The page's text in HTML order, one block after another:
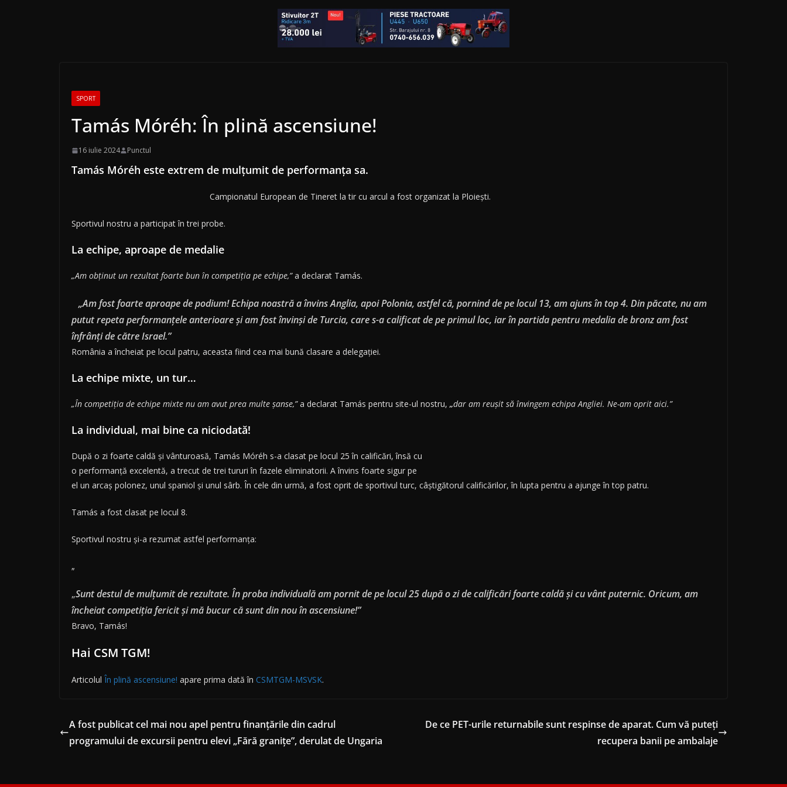
SPORT
Tamás Móréh: În plină ascensiune!
16 iulie 2024 Punctul
Tamás Móréh este extrem de mulțumit de performanța sa.
Campionatul European de Tineret la tir cu arcul a fost organizat la Ploiești.
Sportivul nostru a participat în trei probe.
La echipe, aproape de medalie
„Am obținut un rezultat foarte bun în competiția pe echipe,”a declarat Tamás.
„Am fost foarte aproape de podium! Echipa noastră a învins Anglia, apoi Polonia, astfel că, pornind de pe locul 13, am ajuns în top 4. Din păcate, nu am
putut repeta performanțele anterioare și am fost învinși de Turcia, care s-a calificat de pe primul loc, iar în partida pentru medalia de bronz am fost
înfrânţi de către Israel.”
România a încheiat pe locul patru, aceasta fiind cea mai bună clasare a delegației.
La echipe mixte, un tur…
„În competiția de echipe mixte nu am avut prea multe șanse,”a declarat Tamás pentru site-ul nostru, „dar am reușit să învingem echipa Angliei. Ne-am oprit aici.”
La individual, mai bine ca niciodată!
După o zi foarte caldă și vânturoasă, Tamás Móréh s-a clasat pe locul 25 în calificări, însă cu
o performanță excelentă, a trecut de trei tururi în fazele eliminatorii. A învins foarte sigur pe
el un arcaș polonez, unul spaniol și unul sârb. În cele din urmă, a fost oprit de sportivul turc, câștigătorul calificărilor, în lupta pentru a ajunge în top patru.
Tamás a fost clasat pe locul 8.
Sportivul nostru și-a rezumat astfel performanța:
„
„Sunt destul de mulțumit de rezultate. În proba individuală am pornit de pe locul 25 după o zi de calificări foarte caldă şi cu vânt puternic. Oricum, am
încheiat competiția fericit și mă bucur că sunt din nou în ascensiune!”
Bravo, Tamás!
Hai CSM TGM!
Articolul În plină ascensiune! apare prima dată în CSMTGM-MSVSK.
A fost publicat cel mai nou apel pentru finanţările din cadrul
programului de excursii pentru elevi „Fără graniţe”, derulat de Ungaria
De ce PET-urile returnabile sunt respinse de aparat. Cum vă puteți
recupera banii pe ambalaje